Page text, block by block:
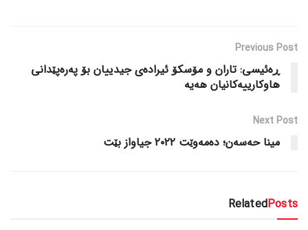
Previous Post
ڕەئیسی: تاران و مۆسکۆ ئیرادەی جیدییان بۆ پەرەپێدانی
هاوکارییەکانیان هەیە
Next Post
مینا حەسەن؛ دەمەوێت ٢٠٢٢ جیاواز بێت
RelatedPosts